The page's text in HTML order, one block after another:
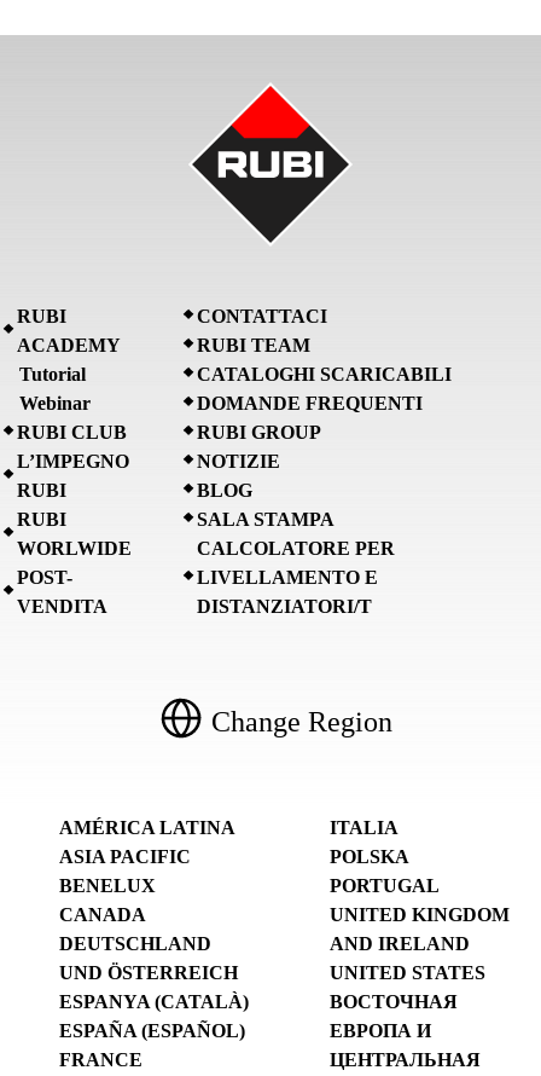
RUBI
ACADEMY
Tutorial
Webinar
RUBI CLUB
L’IMPEGNO
RUBI
RUBI
WORLWIDE
POST-
VENDITA
CONTATTACI
RUBI TEAM
CATALOGHI SCARICABILI
DOMANDE FREQUENTI
RUBI GROUP
NOTIZIE
BLOG
SALA STAMPA
CALCOLATORE PER
LIVELLAMENTO E
DISTANZIATORI/T
Change Region
AMÉRICA LATINA
ASIA PACIFIC
BENELUX
CANADA
DEUTSCHLAND
UND ÖSTERREICH
ESPANYA (CATALÀ)
ESPAÑA (ESPAÑOL)
FRANCE
ITALIA
POLSKA
PORTUGAL
UNITED KINGDOM
AND IRELAND
UNITED STATES
ВОСТОЧНАЯ
ЕВРОПА И
ЦЕНТРАЛЬНАЯ